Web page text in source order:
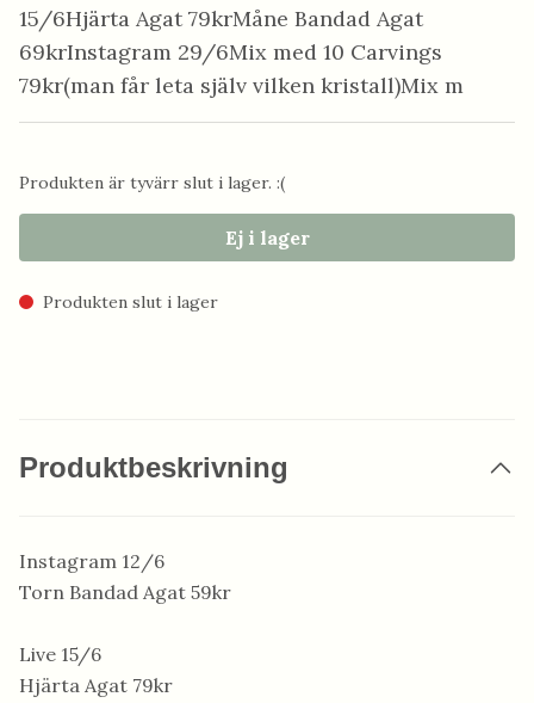
15/6Hjärta Agat 79krMåne Bandad Agat
69krInstagram 29/6Mix med 10 Carvings
79kr(man får leta själv vilken kristall)Mix m
Produkten är tyvärr slut i lager. :(
Ej i lager
Produkten slut i lager
Produktbeskrivning
Instagram 12/6
Torn Bandad Agat 59kr
Live 15/6
Hjärta Agat 79kr